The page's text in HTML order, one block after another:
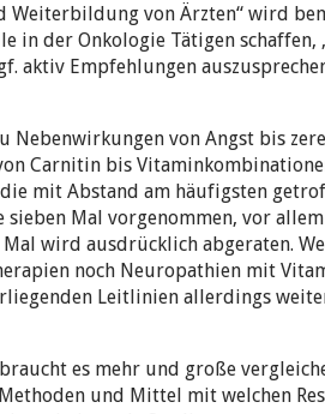
Weiterbildung von Ärzten“ wird
in der Onkologie Tätigen
aktiv Empfehlungen
Nebenwirkungen von Angst bis
Carnitin bis
mit Abstand am häufigsten
sieben Mal vorgenommen, vor
wird ausdrücklich abgeraten.
noch Neuropathien mit
Leitlinien allerdings
es mehr und große
und Mittel mit welchen